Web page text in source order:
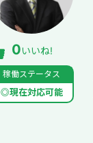
0いいね!
稼働ステータス
◎現在対応可能